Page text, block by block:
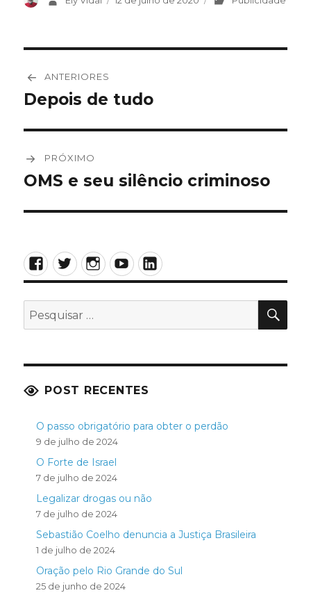
de
ANTERIORES
Post
Depois de tudo
PRÓXIMO
Próximo
OMS e seu silêncio criminoso
Facebook
TwitterInstagram
YouTubeLinkedIn
Pesquisar
POST RECENTES
O passo obrigatório para obter o perdão
9 de julho de 2024
O Forte de Israel
7 de julho de 2024
Legalizar drogas ou não
7 de julho de 2024
Sebastião Coelho denuncia a Justiça Brasileira
1 de julho de 2024
Oração pelo Rio Grande do Sul
25 de junho de 2024